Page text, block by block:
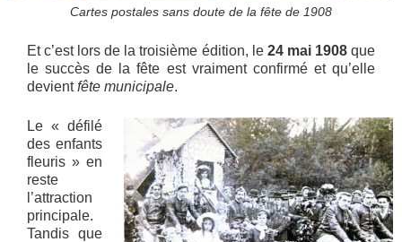
Cartes postales sans doute de la fête de 1908
Et c’est lors de la troisième édition, le 24 mai 1908que
le succès de la fête est vraiment confirmé et qu’elle
devientfête municipale.
Le « défilé
des enfants
fleuris » en
reste
l’attraction
principale.
Tandis que